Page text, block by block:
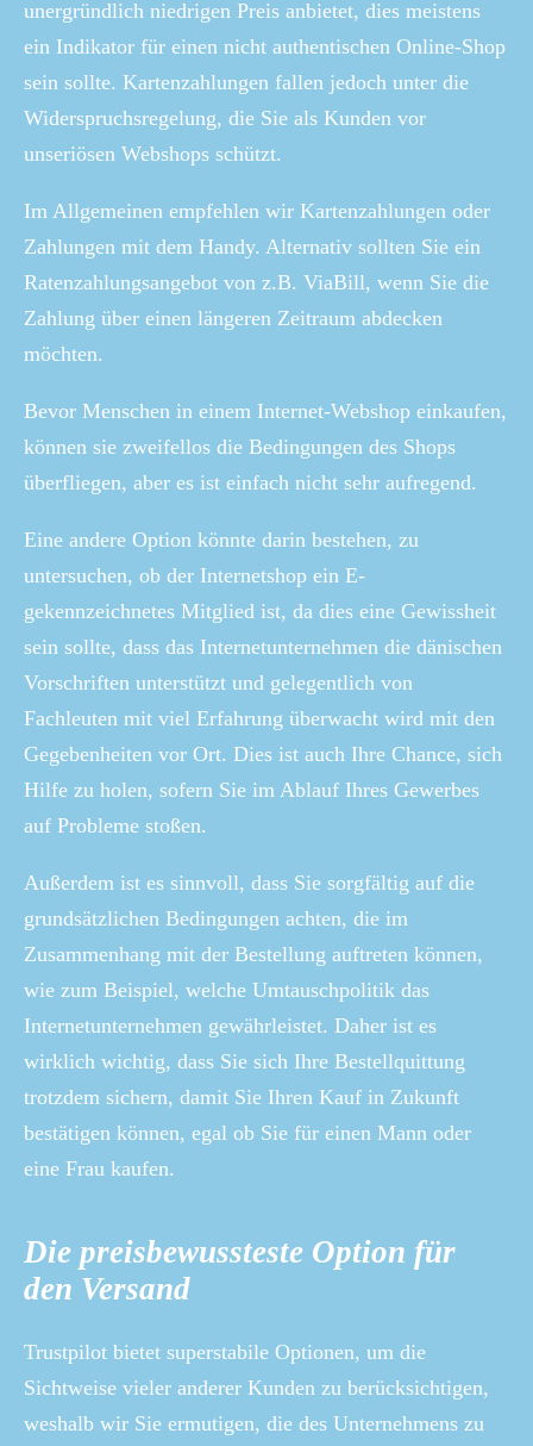
unergründlich niedrigen Preis anbietet, dies meistens
ein Indikator für einen nicht authentischen Online-Shop
sein sollte. Kartenzahlungen fallen jedoch unter die
Widerspruchsregelung, die Sie als Kunden vor
unseriösen Webshops schützt.
Im Allgemeinen empfehlen wir Kartenzahlungen oder
Zahlungen mit dem Handy. Alternativ sollten Sie ein
Ratenzahlungsangebot von z.B. ViaBill, wenn Sie die
Zahlung über einen längeren Zeitraum abdecken
möchten.
Bevor Menschen in einem Internet-Webshop einkaufen,
können sie zweifellos die Bedingungen des Shops
überfliegen, aber es ist einfach nicht sehr aufregend.
Eine andere Option könnte darin bestehen, zu
untersuchen, ob der Internetshop ein E-
gekennzeichnetes Mitglied ist, da dies eine Gewissheit
sein sollte, dass das Internetunternehmen die dänischen
Vorschriften unterstützt und gelegentlich von
Fachleuten mit viel Erfahrung überwacht wird mit den
Gegebenheiten vor Ort. Dies ist auch Ihre Chance, sich
Hilfe zu holen, sofern Sie im Ablauf Ihres Gewerbes
auf Probleme stoßen.
Außerdem ist es sinnvoll, dass Sie sorgfältig auf die
grundsätzlichen Bedingungen achten, die im
Zusammenhang mit der Bestellung auftreten können,
wie zum Beispiel, welche Umtauschpolitik das
Internetunternehmen gewährleistet. Daher ist es
wirklich wichtig, dass Sie sich Ihre Bestellquittung
trotzdem sichern, damit Sie Ihren Kauf in Zukunft
bestätigen können, egal ob Sie für einen Mann oder
eine Frau kaufen.
Die preisbewussteste Option für
den Versand
Trustpilot bietet superstabile Optionen, um die
Sichtweise vieler anderer Kunden zu berücksichtigen,
weshalb wir Sie ermutigen, die des Unternehmens zu